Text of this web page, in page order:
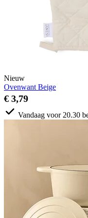
Nieuw
Ovenwant Beige
€ 3,79
Vandaag voor 20.30